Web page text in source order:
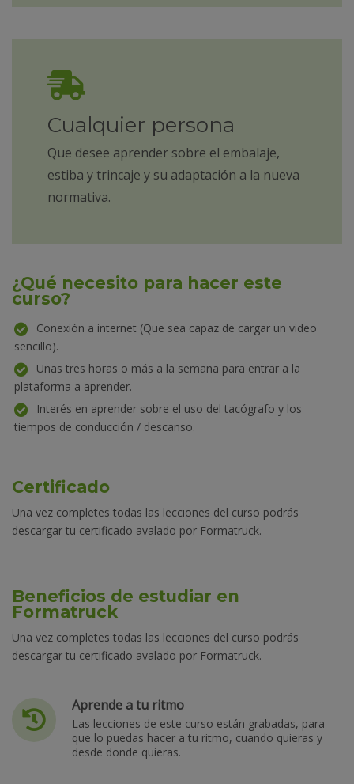
Cualquier persona
Que desee aprender sobre el embalaje,
estiba y trincaje y su adaptación a la nueva
normativa.
¿Qué necesito para hacer este
curso?
Conexión a internet (Que sea capaz de cargar un video
sencillo).
Unas tres horas o más a la semana para entrar a la
plataforma a aprender.
Interés en aprender sobre el uso del tacógrafo y los
tiempos de conducción / descanso.
Certificado
Una vez completes todas las lecciones del curso podrás
descargar tu certificado avalado por Formatruck.
Beneficios de estudiar en
Formatruck
Una vez completes todas las lecciones del curso podrás
descargar tu certificado avalado por Formatruck.
Aprende a tu ritmo
Las lecciones de este curso están grabadas, para
que lo puedas hacer a tu ritmo, cuando quieras y
desde donde quieras.